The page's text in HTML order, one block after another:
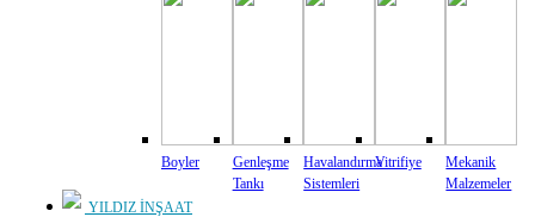
Boyler
Genleşme
Tankı
Havalandırma
Sistemleri
Vitrifiye
Mekanik
Malzemeler
YILDIZ İNŞAAT